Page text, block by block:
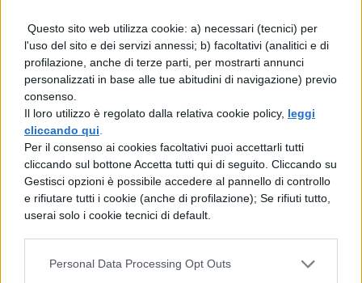
Questo sito web utilizza cookie: a) necessari (tecnici) per
l'uso del sito e dei servizi annessi; b) facoltativi (analitici e di
profilazione, anche di terze parti, per mostrarti annunci
personalizzati in base alle tue abitudini di navigazione) previo
consenso.
Il loro utilizzo è regolato dalla relativa cookie policy, leggi
cliccando qui
Per il consenso ai cookies facoltativi puoi accettarli tutti
cliccando sul bottone Accetta tutti qui di seguito. Cliccando su
Gestisci opzioni è possibile accedere al pannello di controllo
e rifiutare tutti i cookie (anche di profilazione); Se rifiuti tutto,
userai solo i cookie tecnici di default.
Personal Data Processing Opt Outs
ANALISI DEL TESTO SVOLTA
DIRETTA SECONDA PROVA
VERSIONE DI GRECO SVOLTA
COMPITO DI MATEMATICA SVOLTO
COMPITO DI MATEMATICA PNI
SVOLTO